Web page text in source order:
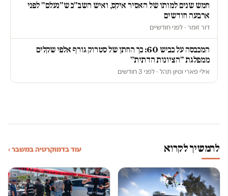
חמש שנים למותו של האסיר איקס, ואיש השב״כ ש״נעלם״ לפני
ארבעה חודשים
דור זומר · לפני חודשיים
המכבסה על כביש 60: כך החתן של סטרוק גורף אלפי שקלים
ממפלגת ״הציונות הדתית״
אילי פארי וסיון תהל · לפני 3 חודשים
להמשיך לקרוא עוד בדמוקרטיה במשבר ›